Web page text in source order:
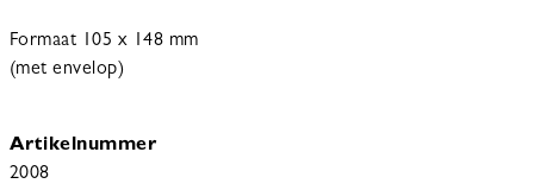
Formaat 105 x 148 mm
(met envelop)
Artikelnummer
2008